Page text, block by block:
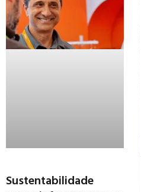
Sustentabilidade